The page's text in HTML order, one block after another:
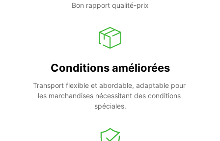
Bon rapport qualité-prix
Conditions améliorées
Transport flexible et abordable, adaptable pour
les marchandises nécessitant des conditions
spéciales.